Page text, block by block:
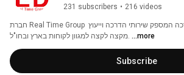
231 subscribers • 216 videos
חברת Real Time Group הינה בית תוכנה ומרכז הדרכה המספק שירותי הדרכה וייעוץ
מקצה לקצה למגוון לקוחות בארץ ובחו"ל. ...more
Subscribe